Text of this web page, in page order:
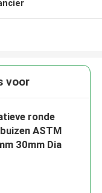
voor
ronde
ASTM
30mm Dia